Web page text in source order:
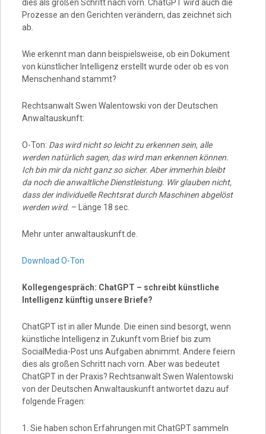
dies als großen Schritt nach vorn. ChatGPT wird auch die
Prozesse an den Gerichten verändern, das zeichnet sich
ab.
Wie erkennt man dann beispielsweise, ob ein Dokument
von künstlicher Intelligenz erstellt wurde oder ob es von
Menschenhand stammt?
Rechtsanwalt Swen Walentowski von der Deutschen
Anwaltauskunft:
O-Ton: Das wird nicht so leicht zu erkennen sein, alle
werden natürlich sagen, das wird man erkennen können.
Ich bin mir da nicht ganz so sicher. Aber immerhin bleibt
da noch die anwaltliche Dienstleistung. Wir glauben nicht,
dass der individuelle Rechtsrat durch Maschinen abgelöst
werden wird. – Länge 18 sec.
Mehr unter anwaltauskunft.de.
Download O-Ton
Kollegengespräch: ChatGPT – schreibt künstliche
Intelligenz künftig unsere Briefe?
ChatGPT ist in aller Munde. Die einen sind besorgt, wenn
künstliche Intelligenz in Zukunft vom Brief bis zum
SocialMedia-Post uns Aufgaben abnimmt. Andere feiern
dies als großen Schritt nach vorn. Aber was bedeutet
ChatGPT in der Praxis? Rechtsanwalt Swen Walentowski
von der Deutschen Anwaltauskunft antwortet dazu auf
folgende Fragen:
1. Sie haben schon Erfahrungen mit ChatGPT sammeln